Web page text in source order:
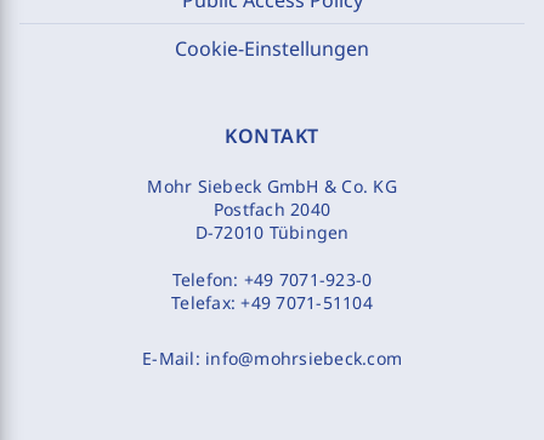
Cookie-Einstellungen
KONTAKT
Mohr Siebeck GmbH & Co. KG
Postfach 2040
D-72010 Tübingen
Telefon: +49 7071-923-0
Telefax:+49 7071-51104
E-Mail: info@mohrsiebeck.com